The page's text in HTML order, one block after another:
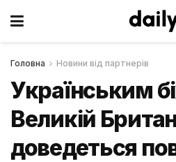
Головна Новини від партнерів
Українським
Великій
доведеться